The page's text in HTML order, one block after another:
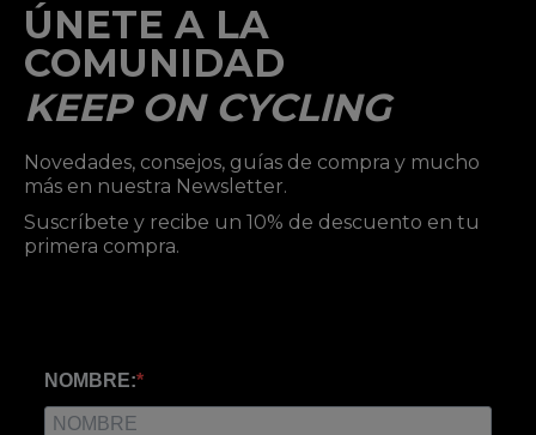
ÚNETE A LA
COMUNIDAD
KEEP ON CYCLING
Novedades, consejos, guías de compra y mucho
más en nuestra Newsletter.
Suscríbete y recibe un 10% de descuento en tu
primera compra.
NOMBRE: